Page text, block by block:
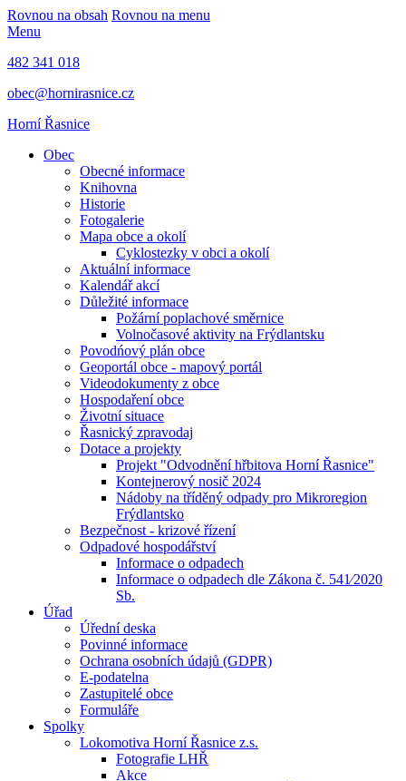
Rovnou na obsah Rovnou na menu
Menu
482 341 018
obec@hornirasnice.cz
Horní Řasnice
Obec
Obecné informace
Knihovna
Historie
Fotogalerie
Mapa obce a okolí
Cyklostezky v obci a okolí
Aktuální informace
Kalendář akcí
Důležité informace
Požární poplachové směrnice
Volnočasové aktivity na Frýdlantsku
Povodńový plán obce
Geoportál obce - mapový portál
Videodokumenty z obce
Hospodaření obce
Životní situace
Řasnický zpravodaj
Dotace a projekty
Projekt "Odvodnění hřbitova Horní Řasnice"
Kontejnerový nosič 2024
Nádoby na tříděný odpady pro Mikroregion
Frýdlantsko
Bezpečnost - krizové řízení
Odpadové hospodářství
Informace o odpadech
Informace o odpadech dle Zákona č. 541⁄2020
Sb.
Úřad
Úřední deska
Povinné informace
Ochrana osobních údajů (GDPR)
E-podatelna
Zastupitelé obce
Formuláře
Spolky
Lokomotiva Horní Řasnice z.s.
Fotografie LHŘ
Akce